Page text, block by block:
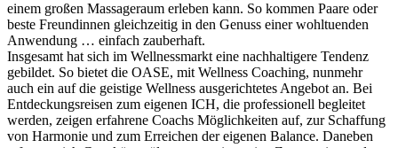
einem großen Massageraum erleben kann. So kommen Paare oder
beste Freundinnen gleichzeitig in den Genuss einer wohltuenden
Anwendung … einfach zauberhaft.
Insgesamt hat sich im Wellnessmarkt eine nachhaltigere Tendenz
gebildet. So bietet die OASE, mit Wellness Coaching, nunmehr
auch ein auf die geistige Wellness ausgerichtetes Angebot an. Bei
Entdeckungsreisen zum eigenen ICH, die professionell begleitet
werden, zeigen erfahrene Coachs Möglichkeiten auf, zur Schaffung
von Harmonie und zum Erreichen der eigenen Balance. Daneben